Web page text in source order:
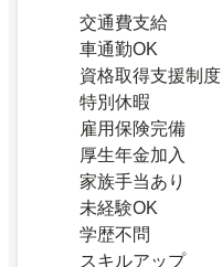
交通費支給
車通勤OK
資格取得支援制度
特別休暇
雇用保険完備
厚生年金加入
家族手当あり
未経験OK
学歴不問
スキルアップ